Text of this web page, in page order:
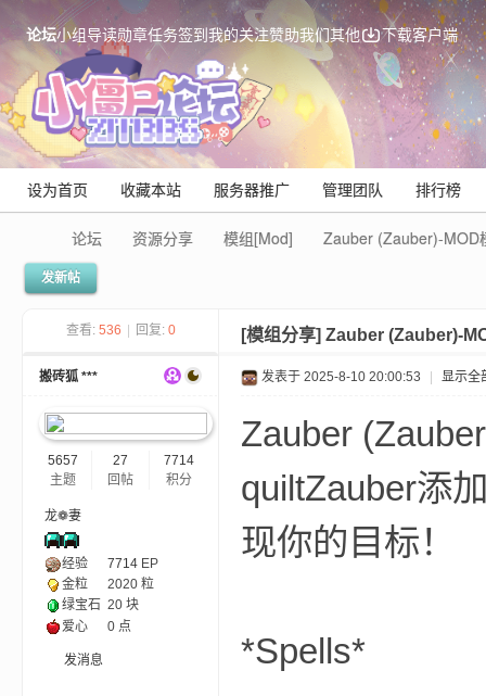
论坛小组导读勋章任务签到我的关注赞助我们其他 下载客户端
设为首页 收藏本站 服务器推广 管理团队 排行榜
论坛 资源分享 模组[Mod] Zauber (Zauber)-MOD
发新帖
查看: 536 回复: 0 [模组分享] Zauber (Zauber)-
搬砖狐 ***
5657
主题
27
回帖
7714
积分
龙❁妻
经验 7714 EP
金粒
2020 粒
绿宝石 20 块
爱心
0 点
发消息
发表于 2025-8-10 20:00:53 显示全
Zauber
quiltZauber添
现你的目标！
*Spells*